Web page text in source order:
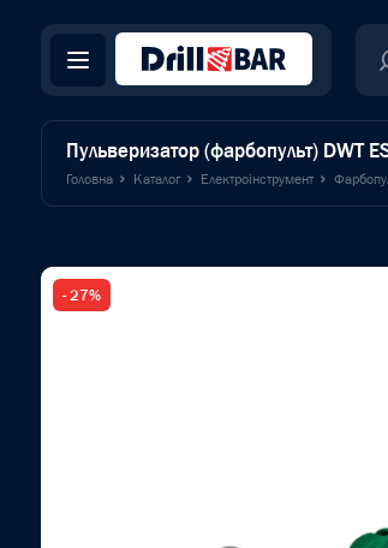
Пульверизатор (фарбопульт) DWT
Головна Каталог Електроінструмент
- 27%